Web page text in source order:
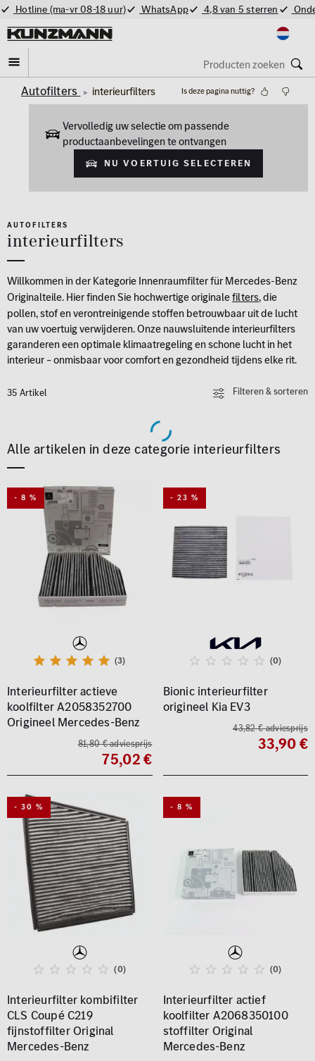
Hotline (ma-vr 08-18 uur) WhatsApp 4,8 van 5 sterren
Autofilters interieurfilters Is deze pagina nuttig?
Vervolledig uw selectie om passende
productaanbevelingen te ontvangen
Nu voertuig selecteren
AUTOFILTERS
interieurfilters
35 Artikel Filteren & sorteren
Willkommen in der Kategorie Innenraumfilter für Mercedes-Benz
Originalteile. Hier finden Sie hochwertige originalefilters, die
pollen, stof en verontreinigende stoffen betrouwbaar uit de lucht
van uw voertuig verwijderen. Onze nauwsluitende interieurfilters
garanderen een optimale klimaatregeling en schone lucht in het
interieur – onmisbaar voor comfort en gezondheid tijdens elke rit.
Alle artikelen in deze categorie interieurfilters
- 8 %
(3)
Interieurfilter actieve
koolfilter A2058352700
Origineel Mercedes-Benz
81,80 € adviesprijs
75,02 €
- 23 %
(0)
Bionic interieurfilter
origineel Kia EV3
43,82 € adviesprijs
33,90 €
- 30 %
(0)
Interieurfilter kombifilter
CLS Coupé C219
fijnstoffilter Original
Mercedes-Benz
- 8 %
(0)
Interieurfilter actief
koolfilter A2068350100
stoffilter Original
Mercedes-Benz